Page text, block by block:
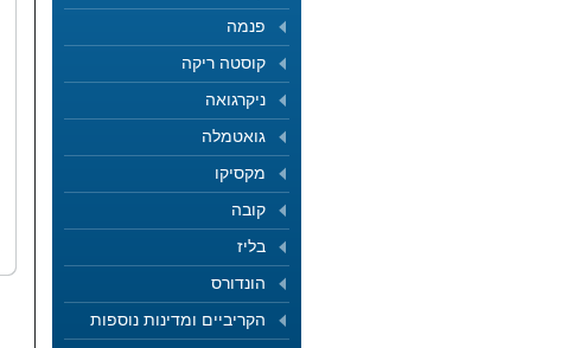
פנמה
קוסטה ריקה
ניקרגואה
גואטמלה
מקסיקו
קובה
בליז
הונדורס
הקריביים ומדינות נוספות